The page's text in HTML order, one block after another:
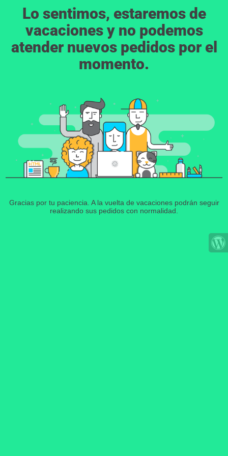
Lo sentimos, estaremos de
vacaciones y no podemos
atender nuevos pedidos por el
momento.
Gracias por tu paciencia. A la vuelta de vacaciones podrán seguir
realizando sus pedidos con normalidad.